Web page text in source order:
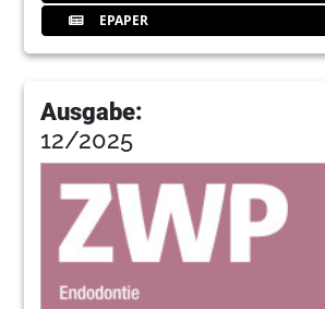
EPAPER
Ausgabe:
12/2025